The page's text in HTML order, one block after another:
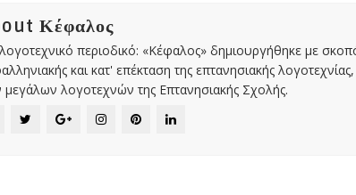
Κέφαλος
περιοδικό: «Κέφαλος» δημιουργήθηκε με
και κατ' επέκταση της επτανησιακής
μεγάλων λογοτεχνών της Επτανησιακής Σχολής.